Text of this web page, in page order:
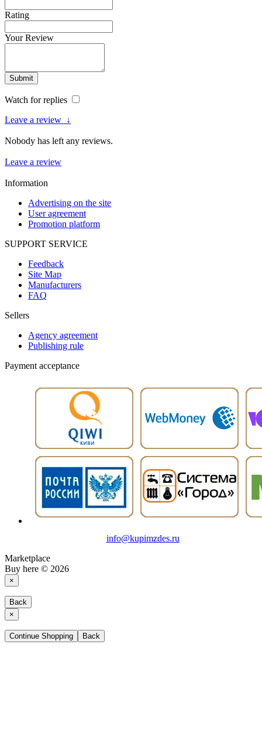
Rating
Your Review
Submit
Watch for replies
Leave a review ↓
Nobody has left any reviews.
Leave a review
Information
Advertising on the site
User agreement
Promotion platform
SUPPORT SERVICE
Feedback
Site Map
Manufacturers
FAQ
Sellers
Agency agreement
Publishing rule
Payment acceptance
info@kupimzdes.ru
Marketplace
Buy here © 2026
×
Back
×
Continue Shopping Back